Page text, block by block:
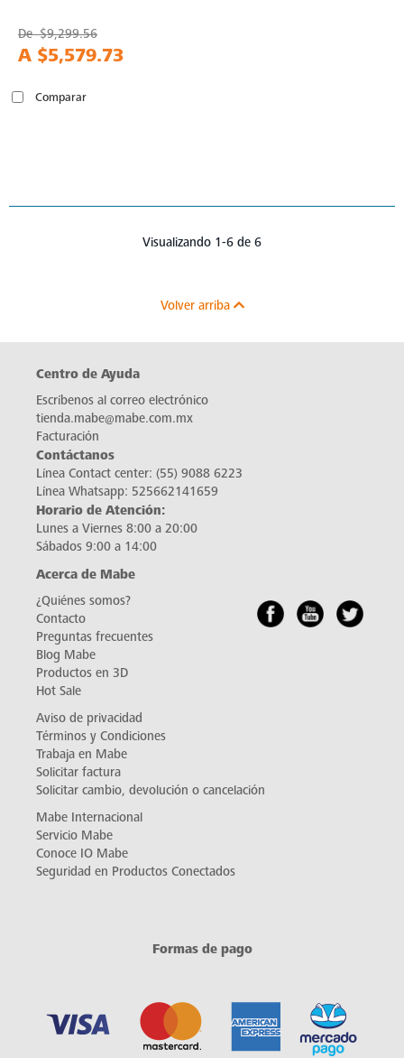
De$9,299.56
A $5,579.73
Comparar
Visualizando 1-6 de 6
Volver arriba
Centro de Ayuda
Escríbenos al correo electrónico
tienda.mabe@mabe.com.mx
Facturación
Contáctanos
Línea Contact center: (55) 9088 6223
Línea Whatsapp: 525662141659
Horario de Atención:
Lunes a Viernes 8:00 a 20:00
Sábados 9:00 a 14:00
Acerca de Mabe
¿Quiénes somos?
Contacto
Preguntas frecuentes
Blog Mabe
Productos en 3D
Hot Sale
Aviso de privacidad
Términos y Condiciones
Trabaja en Mabe
Solicitar factura
Solicitar cambio, devolución o cancelación
Mabe Internacional
Servicio Mabe
Conoce IO Mabe
Seguridad en Productos Conectados
Formas de pago